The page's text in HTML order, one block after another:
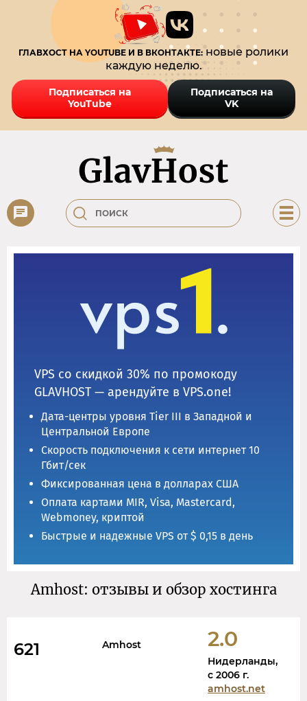
ГЛАВХОСТ НА YOUTUBE И В ВКОНТАКТЕ:новые ролики
каждую неделю.
Подписаться на
YouTube
Подписаться на
VK
VPS со скидкой 30% по промокоду
GLAVHOST — арендуйте в VPS.one!
Дата-центры уровня Tier III в Западной и
Центральной Европе
Скорость подключения к сети интернет 10
Гбит/сек
Фиксированная цена в долларах США
Оплата картами MIR, Visa, Mastercard,
Webmoney, криптой
Быстрые и надежные VPS от $ 0,15 в день
Amhost: отзывы и обзор хостинга
621 Amhost 2.0
Нидерланды,
c 2006 г.
amhost.net